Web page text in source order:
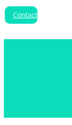
Contact